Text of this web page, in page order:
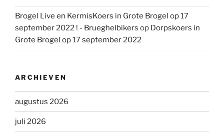
Brogel Live en KermisKoers in Grote Brogel op 17
september 2022 ! - Brueghelbikers op Dorpskoers in
Grote Brogel op 17 september 2022
ARCHIEVEN
augustus 2026
juli 2026